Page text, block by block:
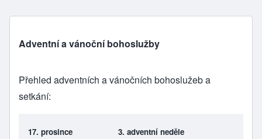
Adventní a vánoční bohoslužby
Přehled adventních a vánočních bohoslužeb a
setkání:
17. prosince 3. adventní neděle